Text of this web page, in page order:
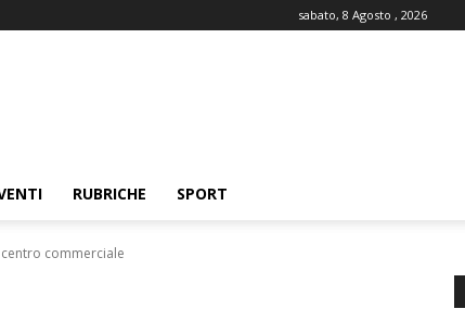
sabato, 8 Agosto , 2026
RUBRICHE SPORT
commerciale